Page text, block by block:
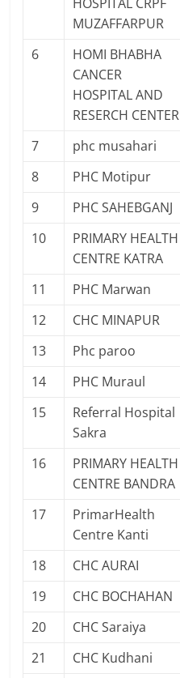
MUZAFFARPUR
6
HOMI BHABHA
CANCER
HOSPITAL AND
RESERCH CENTER
7 phc musahari
8
PHC Motipur
9
PHC SAHEBGANJ
10
PRIMARY HEALTH
CENTRE KATRA
11 PHC Marwan
12
CHC MINAPUR
13
Phc paroo
14
PHC Muraul
15
Referral Hospital
Sakra
16
PRIMARY HEALTH
CENTRE BANDRA
17
PrimarHealth
Centre Kanti
18 CHC AURAI
19
CHC BOCHAHAN
20
CHC Saraiya
21
CHC Kudhani